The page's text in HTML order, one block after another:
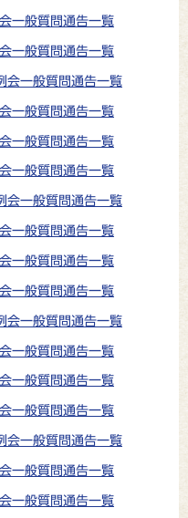
一般質問通告一覧
一般質問通告一覧
一般質問通告一覧
一般質問通告一覧
一般質問通告一覧
一般質問通告一覧
一般質問通告一覧
一般質問通告一覧
一般質問通告一覧
一般質問通告一覧
一般質問通告一覧
一般質問通告一覧
一般質問通告一覧
一般質問通告一覧
一般質問通告一覧
一般質問通告一覧
一般質問通告一覧